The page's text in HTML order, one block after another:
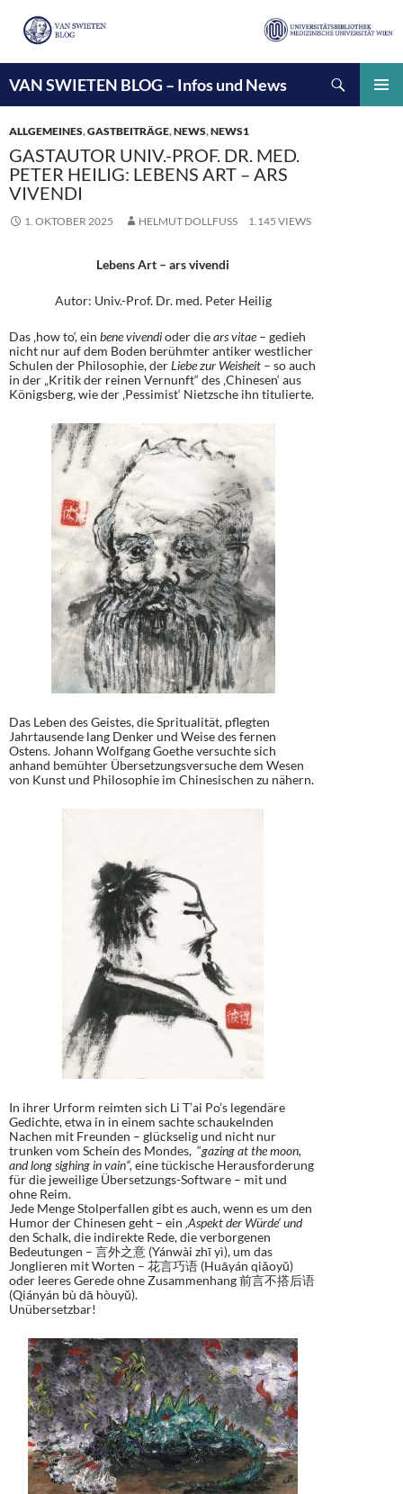
VAN SWIETEN BLOG – Infos und News
INHALT
SPRINGEN
ALLGEMEINES,GASTBEITRÄGE,NEWS,NEWS1
GASTAUTOR UNIV.-PROF. DR. MED.
PETER HEILIG: LEBENS ART – ARS
VIVENDI
1. OKTOBER 2025 HELMUT DOLLFUSS 1.145 VIEWS
Lebens Art – ars vivendi
Autor: Univ.-Prof. Dr. med. Peter Heilig
Das ‚how to‘, ein bene vivendioder diears vitae– gedieh
nicht nur auf dem Boden berühmter antiker westlicher
Schulen der Philosophie, derLiebe zur Weisheit – so auch
in der „Kritik der reinen Vernunft“ des ‚Chinesen‘ aus
Königsberg, wie der ‚Pessimist‘ Nietzsche ihn titulierte.
Das Leben des Geistes, die Spritualität, pflegten
Jahrtausende lang Denker und Weise des fernen
Ostens. Johann Wolfgang Goethe versuchte sich
anhand bemühter Übersetzungsversuche dem Wesen
von Kunst und Philosophie im Chinesischen zu nähern.
In ihrer Urform reimten sich Li T’ai Po’s legendäre
Gedichte, etwa in in einem sachte schaukelnden
Nachen mit Freunden – glückselig und nicht nur
trunken vom Schein des Mondes, “gazing at the moon,
and long sighing in vain“, eine tückische Herausforderung
für die jeweilige Übersetzungs-Software – mit und
ohne Reim.
Jede Menge Stolperfallen gibt es auch, wenn es um den
Humor der Chinesen geht – ein ‚Aspekt der Würde‘ und
den Schalk, die indirekte Rede, die verborgenen
Bedeutungen – 言外之意 (Yánwài zhī yì), um das
Jonglieren mit Worten – 花言巧语 (Huāyán qiǎoyǔ)
oder leeres Gerede ohne Zusammenhang 前言不搭后语
(Qiányán bù dā hòuyǔ).
Unübersetzbar!